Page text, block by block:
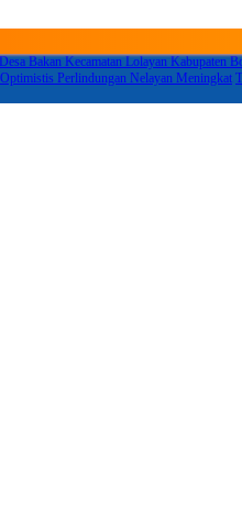
Bakan Kecamatan Lolayan
Perlindungan Nelayan Meningkat